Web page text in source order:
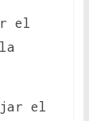
el
el